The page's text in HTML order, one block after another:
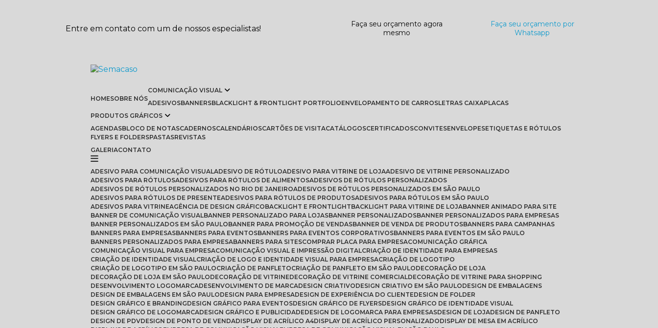
Entre em contato com um de nossos especialistas!
Faça seu orçamento agora
mesmo
Faça seu orçamento por
Whatsapp
HOME SOBRE NÓS
COMUNICAÇÃO VISUAL
ADESIVOS BANNERS BLACKLIGHT & FRONTLIGHT PORTFOLIO ENVELOPAMENTO DE CARROS LETRAS CAIXA
PLACAS
PRODUTOS GRÁFICOS
AGENDAS BLOCO DE NOTAS CADERNOS CALENDÁRIOS CARTÕES DE VISITA CATÁLOGOS CERTIFICADOS CONVITES ENVELOPES
ETIQUETAS E RÓTULOS
FLYERS E FOLDERS PASTAS
REVISTAS
GALERIA CONTATO
ADESIVO PARA COMUNICAÇÃO VISUAL ADESIVO DE RÓTULO ADESIVO PARA VITRINE DE LOJA ADESIVO DE VITRINE PERSONALIZADO
ADESIVOS PARA RÓTULOS ADESIVOS PARA RÓTULOS DE ALIMENTOS ADESIVOS DE RÓTULOS PERSONALIZADOS
ADESIVOS DE RÓTULOS PERSONALIZADOS NO RIO DE JANEIRO
ADESIVOS DE RÓTULOS PERSONALIZADOS EM SÃO PAULO
ADESIVOS PARA RÓTULOS DE PRESENTE
ADESIVOS PARA RÓTULOS DE PRODUTOS ADESIVOS PARA RÓTULOS EM SÃO PAULO
ADESIVOS PARA VITRINE
AGÊNCIA DE DESIGN GRÁFICO BACKLIGHT E FRONTLIGHT BACKLIGHT PARA VITRINE DE LOJA BANNER ANIMADO PARA SITE
BANNER DE COMUNICAÇÃO VISUAL BANNER PERSONALIZADO PARA LOJAS BANNER PERSONALIZADOS BANNER PERSONALIZADOS PARA EMPRESAS
BANNER PERSONALIZADOS EM SÃO PAULO
BANNER PARA PROMOÇÃO DE VENDAS BANNER DE VENDA DE PRODUTOS BANNERS PARA CAMPANHAS
BANNERS PARA EMPRESAS BANNERS PARA EVENTOS BANNERS PARA EVENTOS CORPORATIVOS BANNERS PARA EVENTOS EM SÃO PAULO
BANNERS PERSONALIZADOS PARA EMPRESA BANNERS PARA SITES COMPRAR PLACA PARA EMPRESA COMUNICAÇÃO GRÁFICA
COMUNICAÇÃO VISUAL PARA EMPRESA COMUNICAÇÃO VISUAL E IMPRESSÃO DIGITAL CRIAÇÃO DE IDENTIDADE PARA EMPRESAS
CRIAÇÃO DE IDENTIDADE VISUAL CRIAÇÃO DE LOGO E IDENTIDADE VISUAL PARA EMPRESA CRIAÇÃO DE LOGOTIPO
CRIAÇÃO DE LOGOTIPO EM SÃO PAULO
CRIAÇÃO DE PANFLETO CRIAÇÃO DE PANFLETO EM SÃO PAULO
DECORAÇÃO DE LOJA
DECORAÇÃO DE LOJA EM SÃO PAULO
DECORAÇÃO DE VITRINE DECORAÇÃO DE VITRINE COMERCIAL
DECORAÇÃO DE VITRINE PARA SHOPPING
DESENVOLVIMENTO LOGOMARCA
DESENVOLVIMENTO DE MARCA DESIGN CRIATIVO DESIGN CRIATIVO EM SÃO PAULO
DESIGN DE EMBALAGENS
DESIGN DE EMBALAGENS EM SÃO PAULO
DESIGN PARA EMPRESA DESIGN DE EXPERIÊNCIA DO CLIENTE
DESIGN DE FOLDER
DESIGN GRÁFICO E BRANDING
DESIGN GRÁFICO PARA EVENTOS DESIGN GRÁFICO DE FLYERS
DESIGN GRÁFICO DE IDENTIDADE VISUAL
DESIGN GRÁFICO DE LOGOMARCA
DESIGN GRÁFICO E PUBLICIDADE DESIGN DE LOGOMARCA PARA EMPRESAS DESIGN DE LOJA
DESIGN DE PANFLETO
DESIGN DE PDV
DESIGN DE PONTO DE VENDA DISPLAY DE ACRÍLICO A4 DISPLAY DE ACRÍLICO PERSONALIZADO
DISPLAY DE MESA EM ACRÍLICO